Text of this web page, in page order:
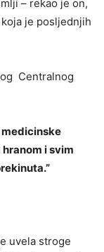
– rekao je on,
je posljednjih
Centralnog
medicinske
i svim
uvela stroge